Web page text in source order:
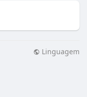
Linguagem